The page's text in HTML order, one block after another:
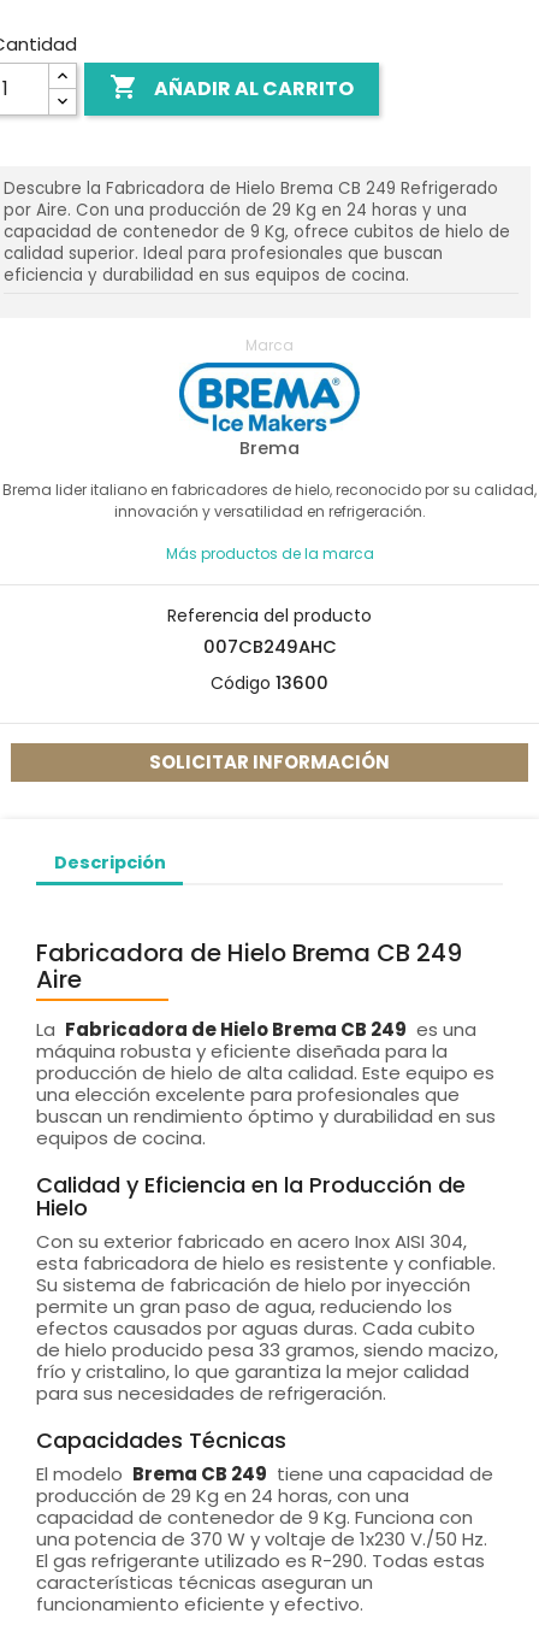
 AÑADIR AL CARRITO
Descubre la Fabricadora de Hielo Brema CB 249 Refrigerado
por Aire. Con una producción de 29 Kg en 24 horas y una
capacidad de contenedor de 9 Kg, ofrece cubitos de hielo de
calidad superior. Ideal para profesionales que buscan
eficiencia y durabilidad en sus equipos de cocina.
Marca
Brema
Brema lider italiano en fabricadores de hielo, reconocido por su calidad,
innovación y versatilidad en refrigeración.
Más productos de la marca
Referencia del producto
007CB249AHC
Código 13600
SOLICITAR INFORMACIÓN
Descripción
Fabricadora de Hielo Brema CB 249
Aire
La Fabricadora de Hielo Brema CB 249 es una
máquina robusta y eficiente diseñada para la
producción de hielo de alta calidad. Este equipo es
una elección excelente para profesionales que
buscan un rendimiento óptimo y durabilidad en sus
equipos de cocina.
Calidad y Eficiencia en la Producción de
Hielo
Con su exterior fabricado en acero Inox AISI 304,
esta fabricadora de hielo es resistente y confiable.
Su sistema de fabricación de hielo por inyección
permite un gran paso de agua, reduciendo los
efectos causados por aguas duras. Cada cubito
de hielo producido pesa 33 gramos, siendo macizo,
frío y cristalino, lo que garantiza la mejor calidad
para sus necesidades de refrigeración.
Capacidades Técnicas
El modelo Brema CB 249 tiene una capacidad de
producción de 29 Kg en 24 horas, con una
capacidad de contenedor de 9 Kg. Funciona con
una potencia de 370 W y voltaje de 1x230 V./50 Hz.
El gas refrigerante utilizado es R-290. Todas estas
características técnicas aseguran un
funcionamiento eficiente y efectivo.